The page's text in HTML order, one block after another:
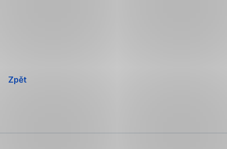
Zpět